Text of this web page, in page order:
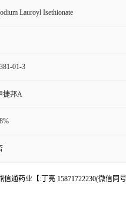
Lauroyl Isethionate
01-3
捷邦A
通药业【:丁亮 15871722230(微信同